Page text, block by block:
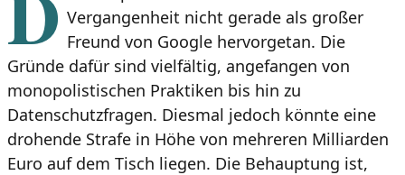
Vergangenheit nicht gerade als großer
Freund von Google hervorgetan. Die
Gründe dafür sind vielfältig, angefangen von
monopolistischen Praktiken bis hin zu
Datenschutzfragen. Diesmal jedoch könnte eine
drohende Strafe in Höhe von mehreren Milliarden
Euro auf dem Tisch liegen. Die Behauptung ist,